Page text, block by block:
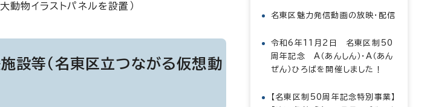
物イラストパネルを設置）
設等（名東区立つながる仮想動
名東区魅力発信動画の放映・配信
令和6年11月2日 名東区制50
周年記念 A（あんしん）・A（あん
ぜん）ひろばを開催しました！
【名東区制50周年記念特別事業】